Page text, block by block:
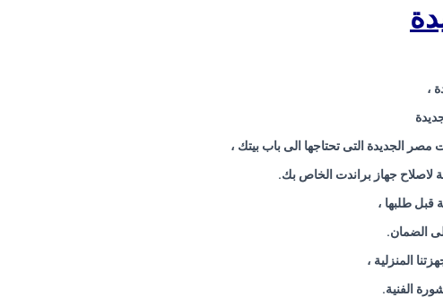
،
الجديدة التى تحتاجها الى باب بيتك ،
لاصلاح جهاز براندت الخاص بك.
قبل طلبها ،
الضمان.
المنزلية ،
الفنية.